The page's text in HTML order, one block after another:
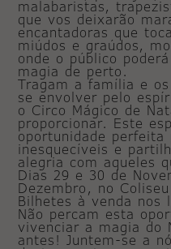
malabaristas,
que vos deixarão
encantadoras que
miúdos e graúdos,
onde o público
magia de perto.
Tragam a família e
se envolver pelo
o Circo Mágico de
proporcionar. Este
oportunidade
inesquecíveis e
alegria com aqueles
Dias 29 e 30 de
Dezembro, no
Bilhetes à venda nos
Não percam esta
vivenciar a magia do
antes! Juntem-se a